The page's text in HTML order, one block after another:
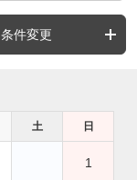
条件変更
土 日
1